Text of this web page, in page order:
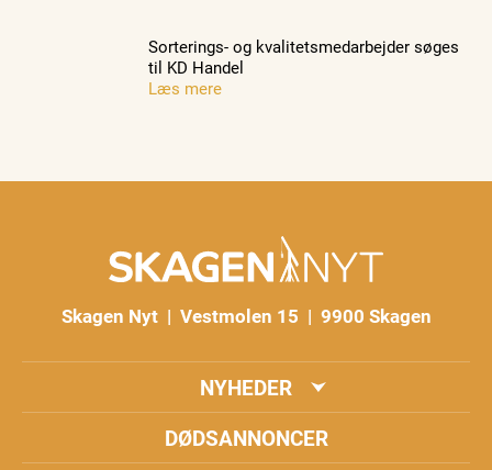
Sorterings- og kvalitetsmedarbejder søges
til KD Handel
Læs mere
Skagen Nyt | Vestmolen 15 | 9900 Skagen
NYHEDER
DØDSANNONCER